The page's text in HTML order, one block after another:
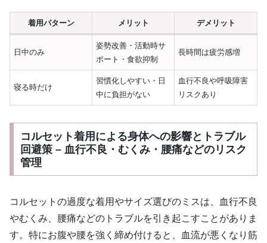
着用パターン メリット デメリット
日中のみ
姿勢改善・活動時サ
ポート・食欲抑制
長時間は疲労感増
寝る時だけ
習慣化しやすい・日
中に負担がない
血行不良や呼吸障害
リスクあり
コルセット着用による身体への影響とトラブル
回避策 – 血行不良・むくみ・腰痛などのリスク
管理
コルセットの過度な着用やサイズ選びのミスは、血行不良
やむくみ、腰痛などのトラブルを引き起こすことがありま
す。特にお腹や腰を強く締め付けると、血流が悪くなり筋